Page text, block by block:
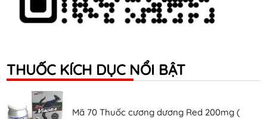
THUỐC KÍCH DỤC NỔI BẬT
Mã 70 Thuốc cương dương Red 200mg (